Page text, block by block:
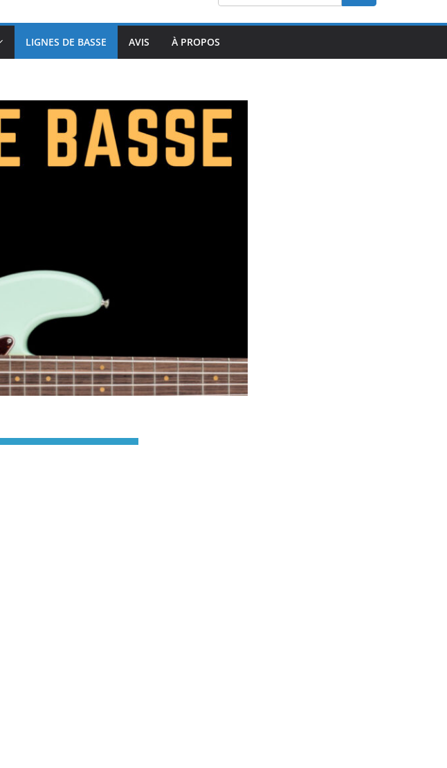
LIGNES DE BASSE AVIS À PROPOS